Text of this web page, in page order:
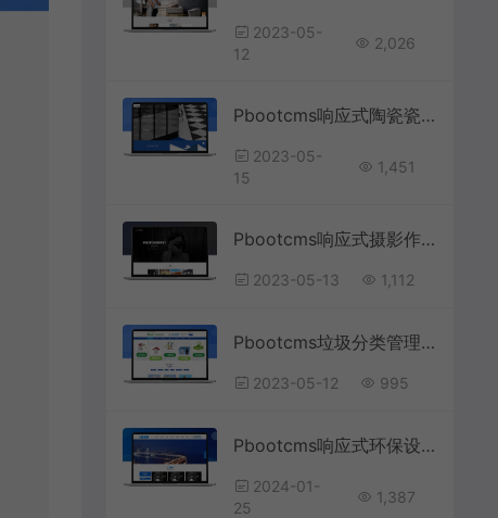
2023-05-
12
2,026
Pbootcms响应式陶瓷瓷砖墙砖建筑设计
2023-05-
15
1,451
Pbootcms响应式摄影作品网站模板
2023-05-13 1,112
Pbootcms垃圾分类管理清运网站模板
2023-05-12 995
Pbootcms响应式环保设备网站模板
2024-01-
25
1,387